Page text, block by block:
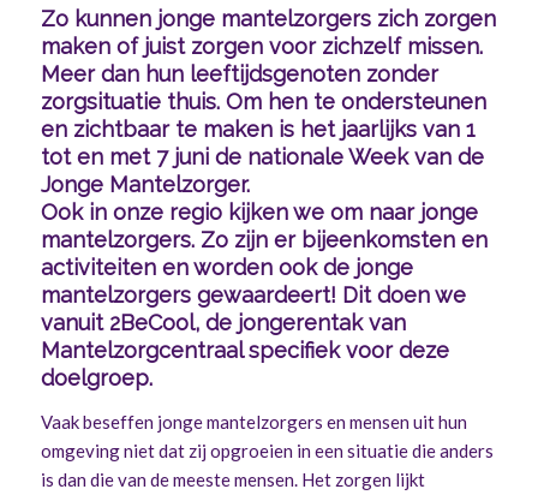
Zo kunnen jonge mantelzorgers zich zorgen
maken of juist zorgen voor zichzelf missen.
Meer dan hun leeftijdsgenoten zonder
zorgsituatie thuis. Om hen te ondersteunen
en zichtbaar te maken is het jaarlijks van 1
tot en met 7 juni de nationale Week van de
Jonge Mantelzorger.
Ook in onze regio kijken we om naar jonge
mantelzorgers. Zo zijn er bijeenkomsten en
activiteiten en worden ook de jonge
mantelzorgers gewaardeert! Dit doen we
vanuit 2BeCool, de jongerentak van
Mantelzorgcentraal specifiek voor deze
doelgroep.
Vaak beseffen jonge mantelzorgers en mensen uit hun
omgeving niet dat zij opgroeien in een situatie die anders
is dan die van de meeste mensen. Het zorgen lijkt